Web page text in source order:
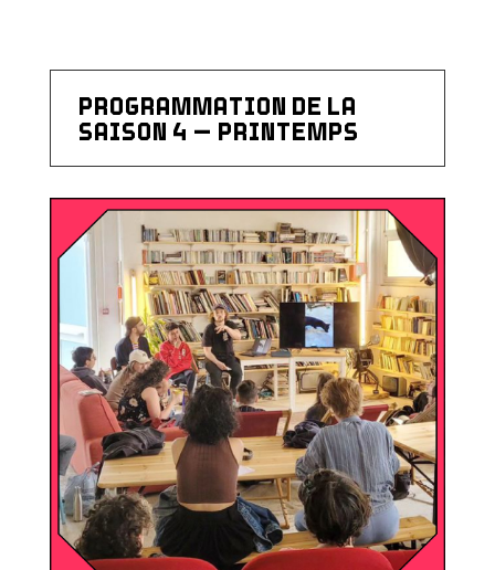
PROGRAMMATION DE LA
SAISON 4 – PRINTEMPS